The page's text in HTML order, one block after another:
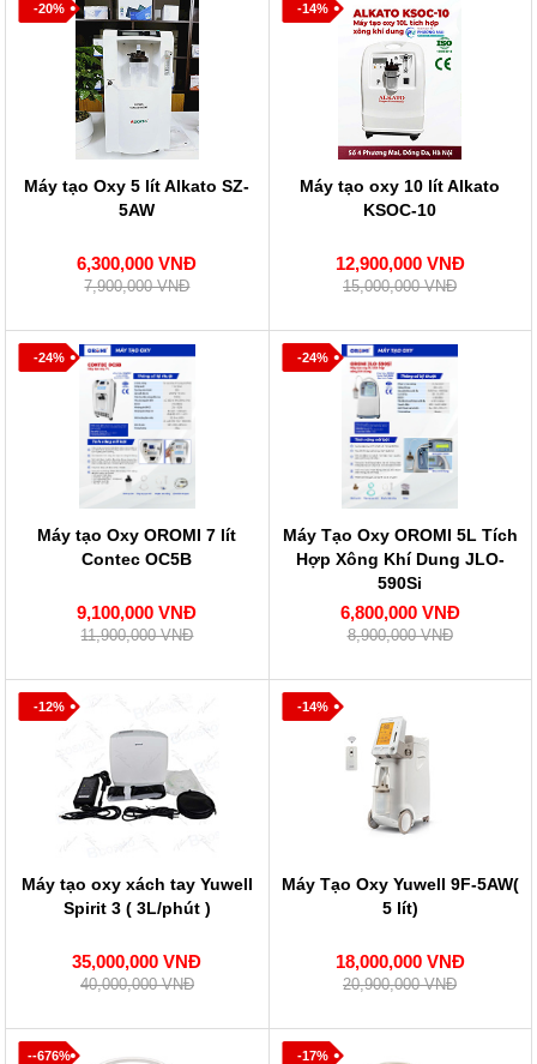
-20%
Máy tạo Oxy 5 lít Alkato SZ-
5AW
6,300,000 VNĐ
7,900,000 VNĐ
-14%
Máy tạo oxy 10 lít Alkato
KSOC-10
12,900,000 VNĐ
15,000,000 VNĐ
-24%
Máy tạo Oxy OROMI 7 lít
Contec OC5B
9,100,000 VNĐ
11,900,000 VNĐ
-24%
Máy Tạo Oxy OROMI 5L Tích
Hợp Xông Khí Dung JLO-
590Si
6,800,000 VNĐ
8,900,000 VNĐ
-12%
Máy tạo oxy xách tay Yuwell
Spirit 3 ( 3L/phút )
35,000,000 VNĐ
40,000,000 VNĐ
-14%
Máy Tạo Oxy Yuwell 9F-5AW(
5 lít)
18,000,000 VNĐ
20,900,000 VNĐ
--676% -17%